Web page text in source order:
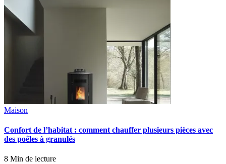
Maison
Confort de l’habitat : comment chauffer plusieurs pièces avec
des poêles à granulés
8 Min de lecture